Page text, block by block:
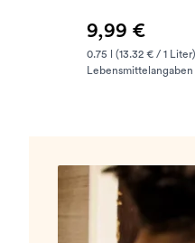
9,99 €
0.75 l (13.32 € / 1 Liter)
Lebensmittelangaben